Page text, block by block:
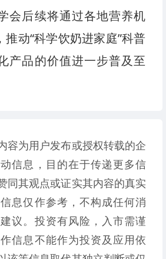
会后续将通过各地营养机
动“科学饮奶进家庭”科普
产品的价值进一步普及至
容为用户发布或授权转载的企
信息，目的在于传递更多信
同其观点或证实其内容的真实
息仅作参考，不构成任何消
议。投资有风险，入市需谨
信息不能作为投资及应用依